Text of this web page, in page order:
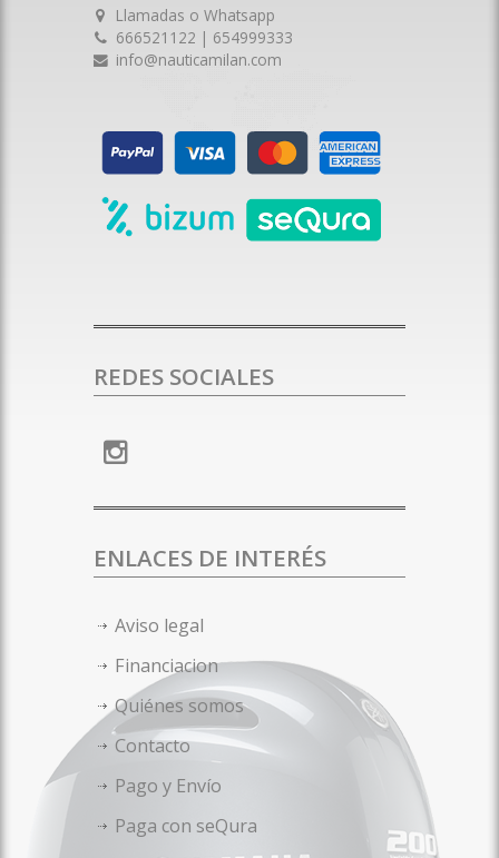
Llamadas o Whatsapp
666521122 | 654999333
info@nauticamilan.com
REDES SOCIALES
ENLACES DE INTERÉS
Aviso legal
Financiacion
Quiénes somos
Contacto
Pago y Envío
Paga con seQura